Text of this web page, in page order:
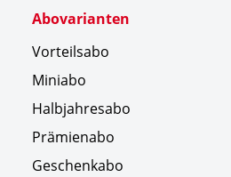
Abovarianten
Vorteilsabo
Miniabo
Halbjahresabo
Prämienabo
Geschenkabo